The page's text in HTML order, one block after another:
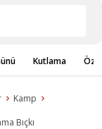
Kutlama
Kamp
Bıçkı